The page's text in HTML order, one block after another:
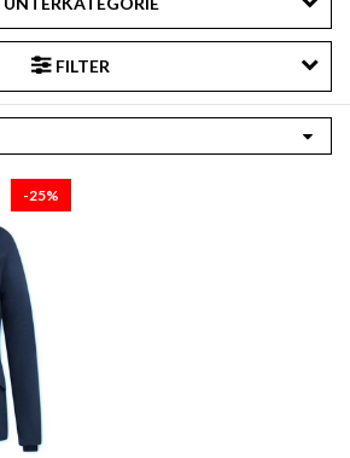
FILTER
-25%